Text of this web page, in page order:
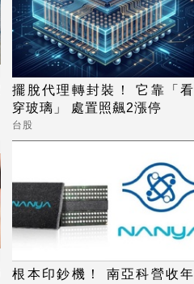
擺脫代理轉封裝！ 它靠「看
穿玻璃」 處置照飆2漲停
台股
根本印鈔機！ 南亞科營收年